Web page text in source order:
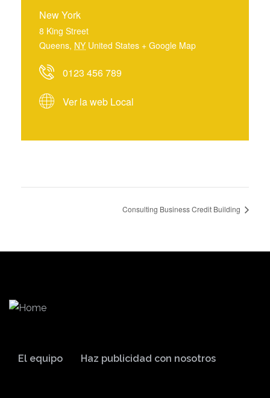
New York
8 King Street
Queens, NY United States + Google Map
0123 456 789
Ver la web Local
Consulting Business Credit Building
El equipo Haz publicidad con nosotros